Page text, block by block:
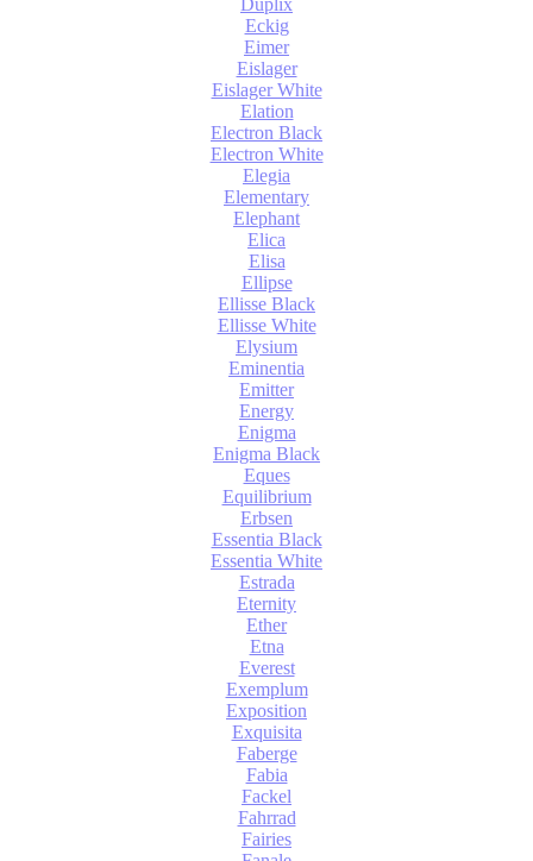
Eckig
Eimer
Eislager
Eislager White
Elation
Electron Black
Electron White
Elegia
Elementary
Elephant
Elica
Elisa
Ellipse
Ellisse Black
Ellisse White
Elysium
Eminentia
Emitter
Energy
Enigma
Enigma Black
Eques
Equilibrium
Erbsen
Essentia Black
Essentia White
Estrada
Eternity
Ether
Etna
Everest
Exemplum
Exposition
Exquisita
Faberge
Fabia
Fackel
Fahrrad
Fairies